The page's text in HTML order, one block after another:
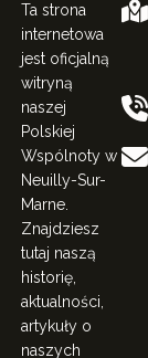
Ta strona
internetowa
jest oficjalną
witryną
naszej
Polskiej
Wspólnoty w
Neuilly-Sur-
Marne.
Znajdziesz
tutaj naszą
historię,
aktualności,
artykuły o
naszych